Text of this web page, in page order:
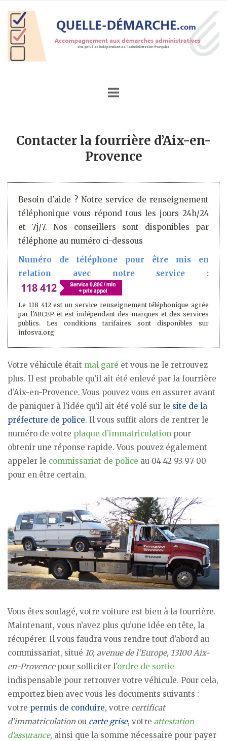
content
Home
Contacter la fourrière d’Aix-en-
Provence
Besoin d'aide ? Notre service de renseignement
téléphonique vous répond tous les jours 24h/24
et 7j/7. Nos conseillers sont disponibles par
téléphone au numéro ci-dessous
Numéro de téléphone pour être mis en
relation avec notre service :
Le 118 412 est un service renseignement téléphonique agrée
par l'ARCEP et est indépendant des marques et des services
publics. Les conditions tarifaires sont disponibles sur
infosva.org
Votre véhicule était mal garé et vous ne le retrouvez
plus. Il est probable qu’il ait été enlevé par la fourrière
d’Aix-en-Provence. Vous pouvez vous en assurer avant
de paniquer à l’idée qu’il ait été volé sur le site de la
préfecture de police. Il vous suffit alors de rentrer le
numéro de votre plaque d’immatriculation pour
obtenir une réponse rapide. Vous pouvez également
appeler le commissariat de police au 04 42 93 97 00
pour en être certain.
Vous êtes soulagé, votre voiture est bien à la fourrière.
Maintenant, vous n’avez plus qu’une idée en tête, la
récupérer. Il vous faudra vous rendre tout d’abord au
commissariat, situé 10, avenue de l’Europe, 13100 Aix-
en-Provencepour solliciter l’ordre de sortie
indispensable pour retrouver votre véhicule. Pour cela,
emportez bien avec vous les documents suivants :
votre permis de conduire, votre certificat
d’immatriculation ou carte grise, votre attestation
d’assurance, ainsi que la somme nécessaire pour payer